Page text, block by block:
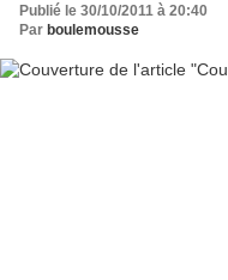
Publié le 30/10/2011 à 20:40
Par boulemousse